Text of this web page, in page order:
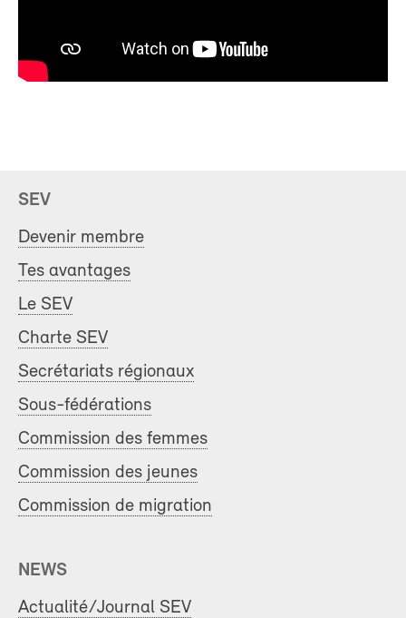
SEV
Devenir membre
Tes avantages
Le SEV
Charte SEV
Secrétariats régionaux
Sous-fédérations
Commission des femmes
Commission des jeunes
Commission de migration
NEWS
Actualité/Journal SEV